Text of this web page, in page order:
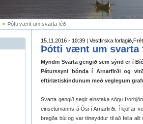
> Þótti vænt um svarta féð
15.11.2016 - 10:39 | Vestfirska
Þótti vænt um svarta
Myndin Svarta gengið sem sýnd er í
Péturssyni bónda í Arnarfirði og
eftirlætiskindunum með veglegum
Svarta gengið segir einstaka sögu
einsetumanns á Ósi í Arnarfirði. Í kjölfar
bregða búi og var tilneyddur til að fella allt